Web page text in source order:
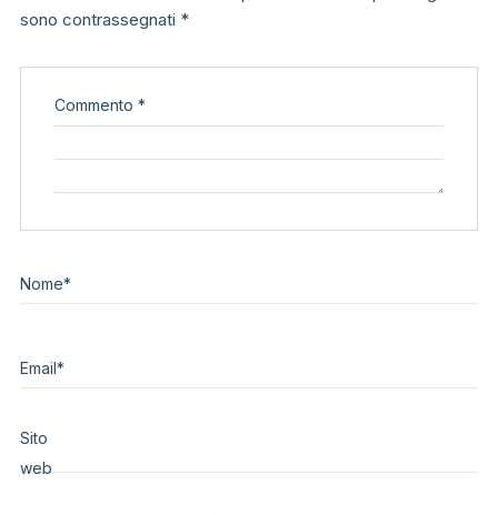
sono contrassegnati *
Commento *
Nome*
Email*
Sito
web